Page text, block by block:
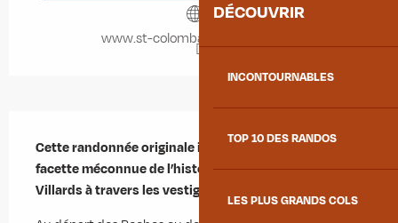
DÉCOUVRIR
INCONTOURNABLES
TOP 10 DES RANDOS
LES PLUS GRANDS COLS
www.st-colomban-des-villards.fr
Cette randonnée originale invite à découvrir une
facette méconnue de l’histoire de la Vallée des
Villards à travers les vestiges de l’exploitation du talc.